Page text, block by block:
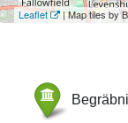
Leaflet | Map tiles by